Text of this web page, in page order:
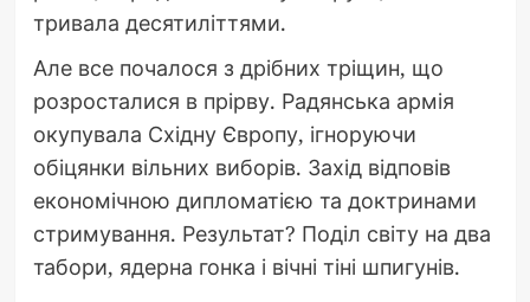
тривала десятиліттями.
Але все почалося з дрібних тріщин, що
розросталися в прірву. Радянська армія
окупувала Східну Європу, ігноруючи
обіцянки вільних виборів. Захід відповів
економічною дипломатією та доктринами
стримування. Результат? Поділ світу на два
табори, ядерна гонка і вічні тіні шпигунів.